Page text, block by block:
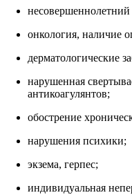
несовершеннолетний
онкология, наличие
дерматологические
нарушенная
антикоагулянтов;
обострение
нарушения психики;
экзема, герпес;
индивидуальная